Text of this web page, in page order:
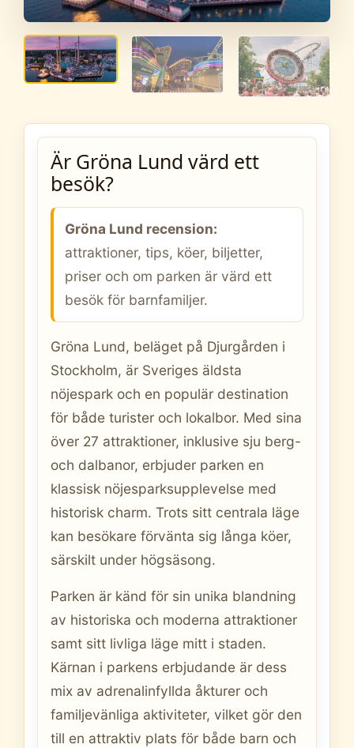
Är Gröna Lund värd ett
besök?
Gröna Lund recension:
attraktioner, tips, köer, biljetter,
priser och om parken är värd ett
besök för barnfamiljer.
Gröna Lund, beläget på Djurgården i
Stockholm, är Sveriges äldsta
nöjespark och en populär destination
för både turister och lokalbor. Med sina
över 27 attraktioner, inklusive sju berg-
och dalbanor, erbjuder parken en
klassisk nöjesparksupplevelse med
historisk charm. Trots sitt centrala läge
kan besökare förvänta sig långa köer,
särskilt under högsäsong.
Parken är känd för sin unika blandning
av historiska och moderna attraktioner
samt sitt livliga läge mitt i staden.
Kärnan i parkens erbjudande är dess
mix av adrenalinfyllda åkturer och
familjevänliga aktiviteter, vilket gör den
till en attraktiv plats för både barn och